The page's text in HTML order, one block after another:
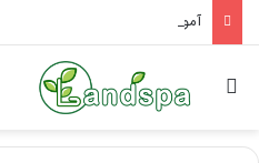
آموزش شکستن قولنج در خانه
جستجو برای